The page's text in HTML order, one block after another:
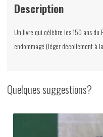
Description
Un livre qui célèbre les 150 ans
endommagé (léger décollement à
Quelques suggestions?